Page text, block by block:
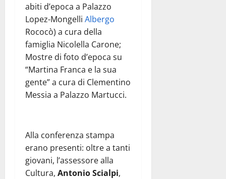
abiti d’epoca a Palazzo
Lopez-Mongelli Albergo
Rococò) a cura della
famiglia Nicolella Carone;
Mostre di foto d’epoca su
“Martina Franca e la sua
gente” a cura di Clementino
Messia a Palazzo Martucci.
Alla conferenza stampa
erano presenti: oltre a tanti
giovani, l’assessore alla
Cultura, Antonio Scialpi,